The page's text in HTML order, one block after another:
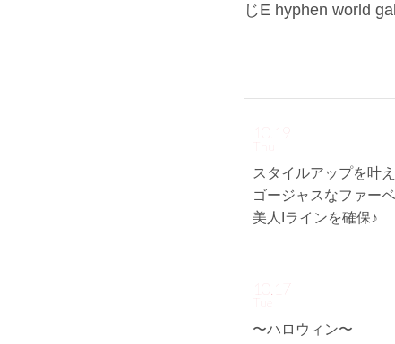
じE hyphen world
スタイルアップを叶
ゴージャスなファー
美人Iラインを確保♪
〜ハロウィン〜